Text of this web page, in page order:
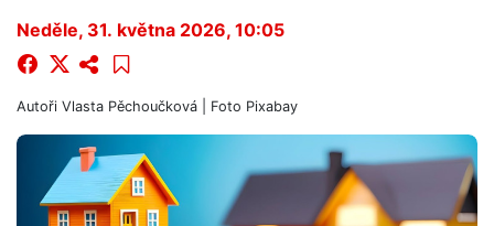
Neděle, 31. května 2026, 10:05
Autoři Vlasta Pěchoučková | Foto Pixabay